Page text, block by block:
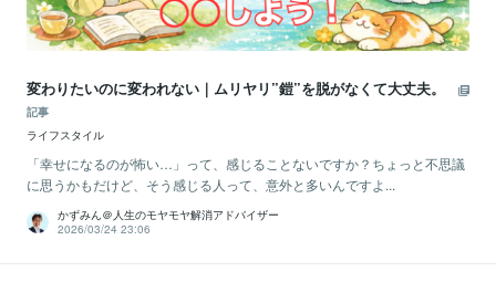
変わりたいのに変われない｜ムリヤリ”鎧”を脱がなくて大丈夫。
記事
ライフスタイル
「幸せになるのが怖い…」って、感じることないですか？ちょっと不思議
に思うかもだけど、そう感じる人って、意外と多いんですよ...
かずみん＠人生のモヤモヤ解消アドバイザー
2026/03/24 23:06